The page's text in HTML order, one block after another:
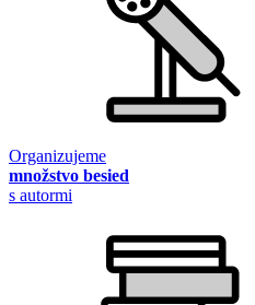
Organizujeme
množstvo besied
s autormi